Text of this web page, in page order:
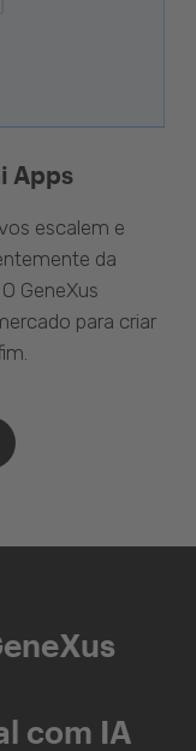
Apps
escalem e
da
GeneXus
para criar
com IA